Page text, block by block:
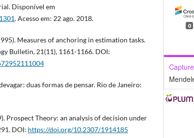
Disponível em
. Acesso em: 22 ago. 2018.
Measures of anchoring in estimation tasks.
Bulletin, 21(11), 1161-1166. DOI:
duas formas de pensar. Rio de Janeiro:
Prospect Theory: an analysis of decision under
DOI: https://doi.org/10.2307/1914185
0